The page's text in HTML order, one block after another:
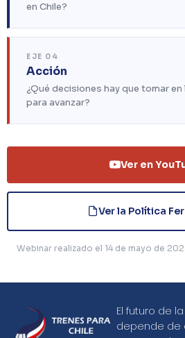
en Chile?
EJE 04
Acción
¿Qué decisiones hay que tomar
para avanzar?
Ver en
Ver la Política
Webinar realizado el 14 de mayo de
El futuro de
depende de